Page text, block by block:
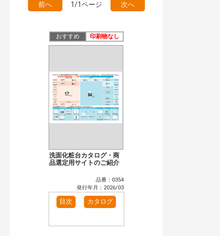
旧版（WEBカタログ）
キーワード検索（あいまい）
おすすめハッシュタグ
まずはここから（6）
施工イメージ・アイデア集（4）
リフォームおすすめ（6）
省エネ住宅関連（1）
補助金・優遇制度を知る（1）
カタログ一覧＆使い方（1）
窓・シャッター（1）
インテリア建材（1）
エクステリア（1）
タイル建材（1）
水栓金具（1）
ビル・マンション・店舗（1）
各種施設用設備機器（1）
前へ
1/1ページ 次へ
おすすめ 印刷物なし
洗面化粧台カタログ・商
品選定用サイトのご紹介
品番：0354
発行年月：2026/03
目次 カタログ